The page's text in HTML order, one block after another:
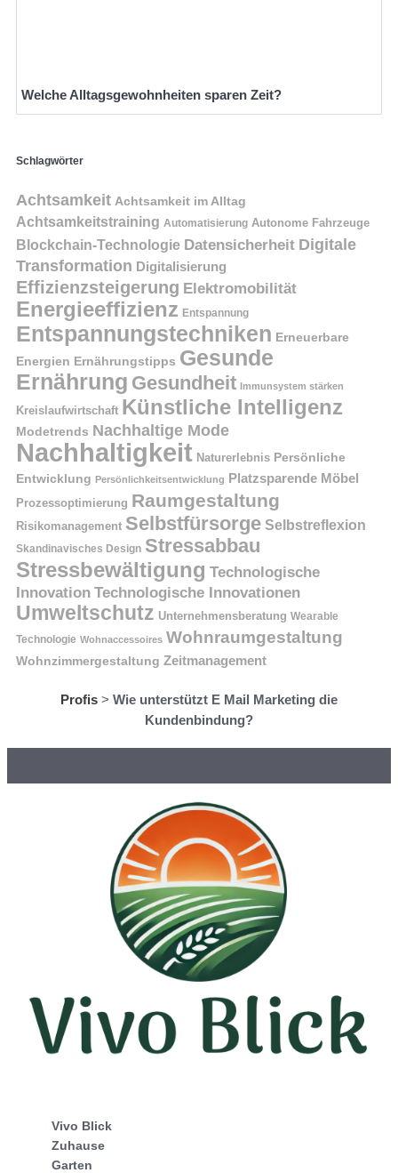
Welche Alltagsgewohnheiten sparen Zeit?
Schlagwörter
Achtsamkeit Achtsamkeit im Alltag
Achtsamkeitstraining Automatisierung Autonome Fahrzeuge
Blockchain-Technologie Datensicherheit Digitale
Transformation Digitalisierung
Effizienzsteigerung Elektromobilität
Energieeffizienz Entspannung
Entspannungstechniken Erneuerbare
Energien Ernährungstipps Gesunde
Ernährung Gesundheit Immunsystem stärken
Kreislaufwirtschaft Künstliche Intelligenz
Modetrends Nachhaltige Mode
Nachhaltigkeit Naturerlebnis Persönliche
Entwicklung Persönlichkeitsentwicklung Platzsparende Möbel
Prozessoptimierung Raumgestaltung
Risikomanagement Selbstfürsorge Selbstreflexion
Skandinavisches Design Stressabbau
Stressbewältigung Technologische
Innovation Technologische Innovationen
Umweltschutz Unternehmensberatung Wearable
Technologie Wohnaccessoires Wohnraumgestaltung
Wohnzimmergestaltung Zeitmanagement
Profis > Wie unterstützt E Mail Marketing die
Kundenbindung?
Vivo Blick
Zuhause
Garten